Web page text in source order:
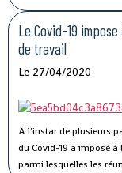
l’Union, qui regroupe la
73 personnes ont
Le Covid-19
de travail
Le 27/04/2020
A l'instar de plusieurs
du Covid-19 a imposé
parmi lesquelles les